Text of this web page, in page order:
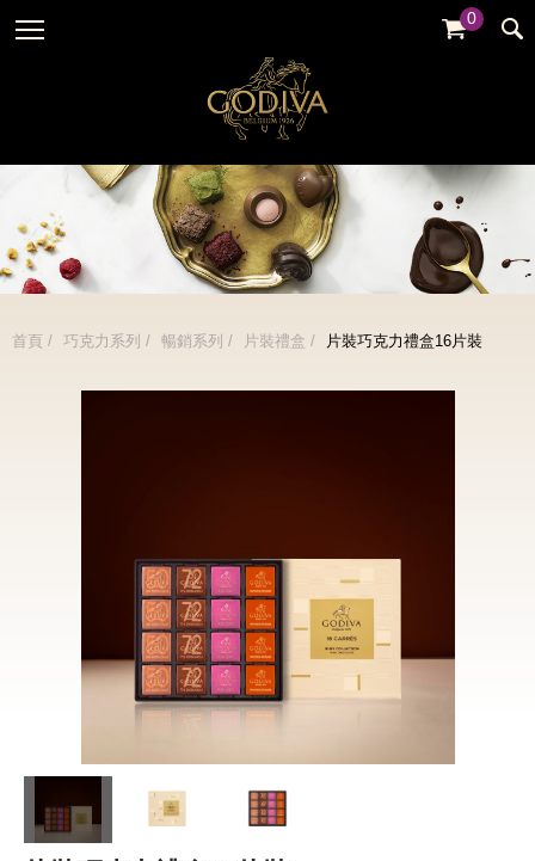
0
全部
品牌活動
全部
暢銷系列
金裝禮盒
松露禮盒
歡聚系列
百年限定系列
冰享系列
全部
牛奶巧克力
白巧克力
綜合巧克力
冰淇淋
婚禮系列
GODIVA故事
GODIVA品質承諾
GODIVA大師團隊
首頁 巧克力系列 暢銷系列 片裝禮盒 片裝巧克力禮盒16片裝